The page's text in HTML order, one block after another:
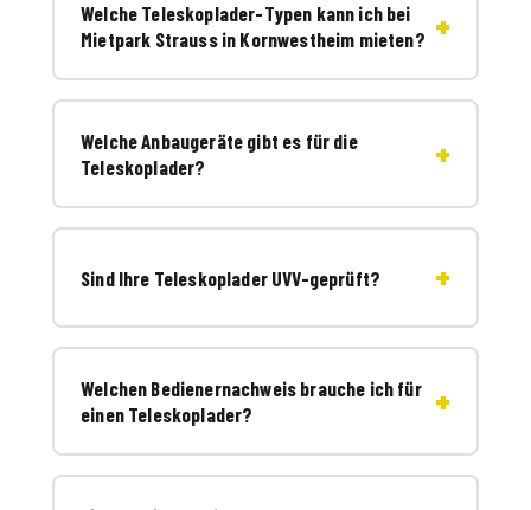
Welche Teleskoplader-Typen kann ich bei
Mietpark Strauss in Kornwestheim mieten?
Welche Anbaugeräte gibt es für die
Teleskoplader?
Sind Ihre Teleskoplader UVV-geprüft?
Welchen Bedienernachweis brauche ich für
einen Teleskoplader?